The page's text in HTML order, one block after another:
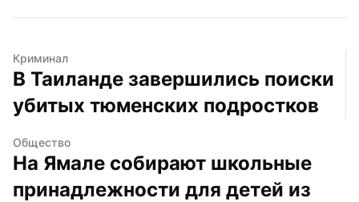
Криминал
В Таиланде завершились поиски
убитых тюменских подростков
Общество
На Ямале собирают школьные
принадлежности для детей из